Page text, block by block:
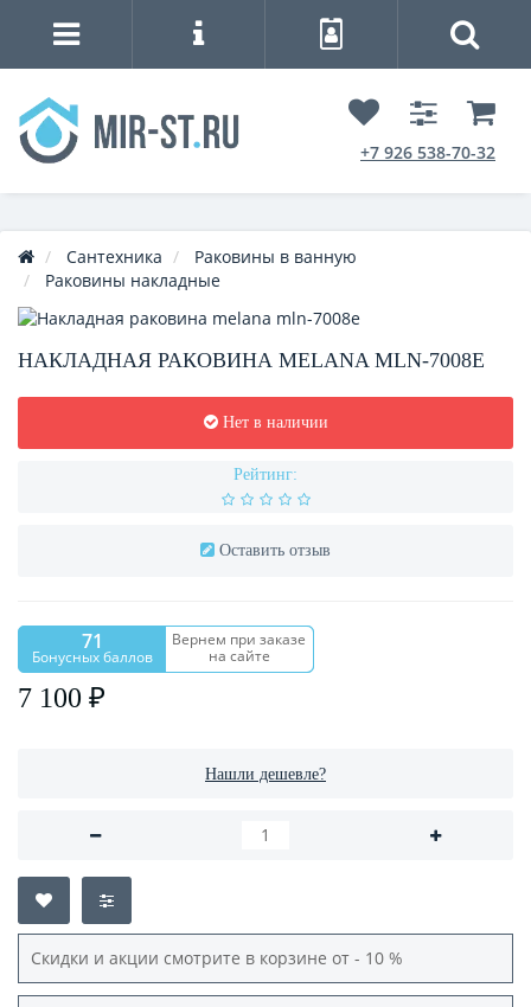
+7 926 538-70-32
Сантехника
Раковины в ванную
Раковины накладные
НАКЛАДНАЯ РАКОВИНА MELANA MLN-7008E
Нет в наличии
Рейтинг:
Оставить отзыв
71
Бонусных баллов
Вернем при заказе
на сайте
7 100 ₽
Нашли дешевле?
Скидки и акции смотрите в корзине от - 10 %